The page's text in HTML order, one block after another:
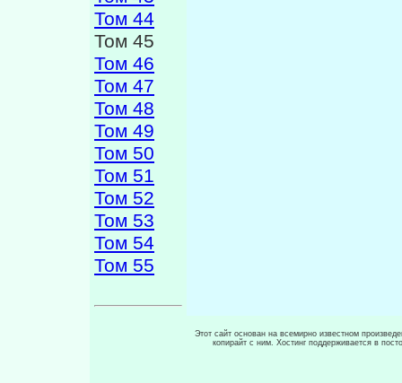
Том 44
Том 45
Том 46
Том 47
Том 48
Том 49
Том 50
Том 51
Том 52
Том 53
Том 54
Том 55
Этот сайт основан на всемирно известном
копирайт с ним. Хостинг поддерживается в